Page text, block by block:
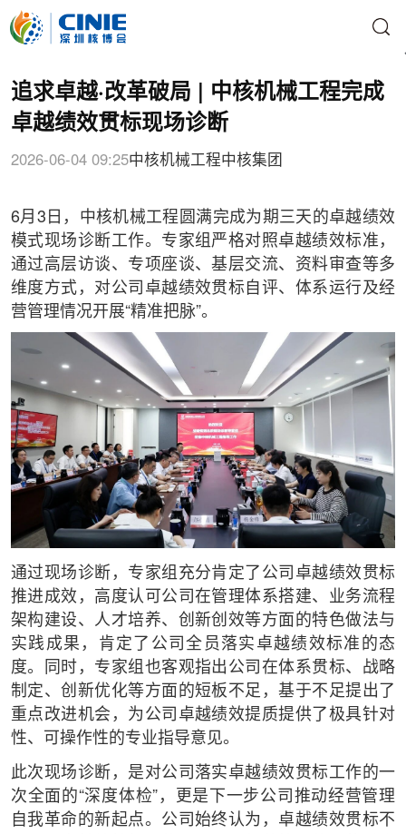
追求卓越·改革破局 | 中核机械工程完成
卓越绩效贯标现场诊断
2026-06-04 09:25中核机械工程中核集团
6月3日，中核机械工程圆满完成为期三天的卓越绩效
模式现场诊断工作。专家组严格对照卓越绩效标准，
通过高层访谈、专项座谈、基层交流、资料审查等多
维度方式，对公司卓越绩效贯标自评、体系运行及经
营管理情况开展“精准把脉”。
通过现场诊断，专家组充分肯定了公司卓越绩效贯标
推进成效，高度认可公司在管理体系搭建、业务流程
架构建设、人才培养、创新创效等方面的特色做法与
实践成果，肯定了公司全员落实卓越绩效标准的态
度。同时，专家组也客观指出公司在体系贯标、战略
制定、创新优化等方面的短板不足，基于不足提出了
重点改进机会，为公司卓越绩效提质提供了极具针对
性、可操作性的专业指导意见。
此次现场诊断，是对公司落实卓越绩效贯标工作的一
次全面的“深度体检”，更是下一步公司推动经营管理
自我革命的新起点。公司始终认为，卓越绩效贯标不